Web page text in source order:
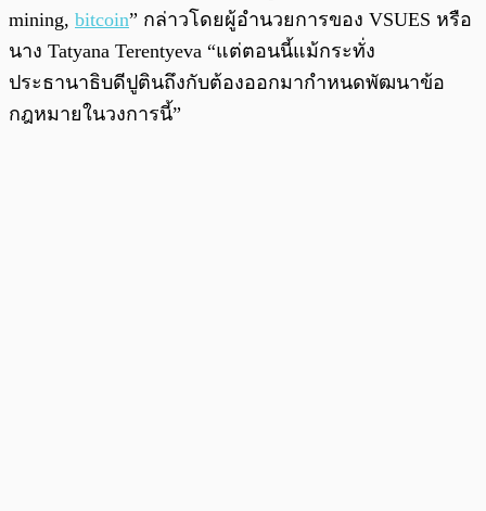
mining, bitcoin” กล่าวโดยผู้อำนวยการของ VSUES หรือ
นาง Tatyana Terentyeva “แต่ตอนนี้แม้กระทั่ง
ประธานาธิบดีปูตินถึงกับต้องออกมากำหนดพัฒนาข้อ
กฎหมายในวงการนี้”